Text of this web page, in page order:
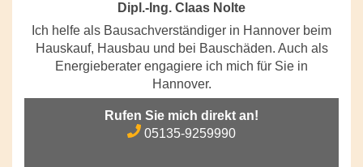
Dipl.-Ing. Claas Nolte
Ich helfe als Bausachverständiger in Hannover beim
Hauskauf, Hausbau und bei Bauschäden. Auch als
Energieberater engagiere ich mich für Sie in
Hannover.
Rufen Sie mich direkt an!
05135-9259990